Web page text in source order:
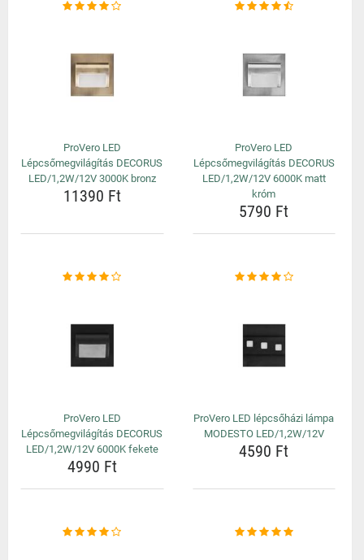
ProVero LED
Lépcsőmegvilágítás DECORUS
LED/1,2W/12V 3000K bronz
11390 Ft
ProVero LED
Lépcsőmegvilágítás DECORUS
LED/1,2W/12V 6000K matt
króm
5790 Ft
ProVero LED
Lépcsőmegvilágítás DECORUS
LED/1,2W/12V 6000K fekete
4990 Ft
ProVero LED lépcsőházi lámpa
MODESTO LED/1,2W/12V
4590 Ft